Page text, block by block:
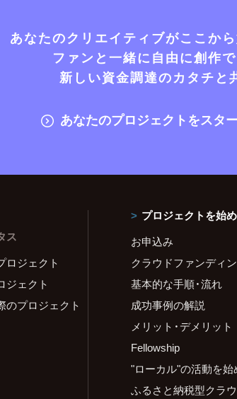
あなたのクリエイティブがここか
ファンと一緒に自由に創作
新しい資金調達のカタチと
あなたのプロジェクトをスタ
ス
ロジェクト
ジェクト
のプロジェクト
プロジェクトを始
お申込み
クラウドファンディ
基本的な手順・流れ
成功事例の解説
メリット・デメリット
Fellowship
"ローカル"の活動を始
ふるさと納税型クラ